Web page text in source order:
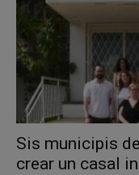
Sis municipis
crear un casal